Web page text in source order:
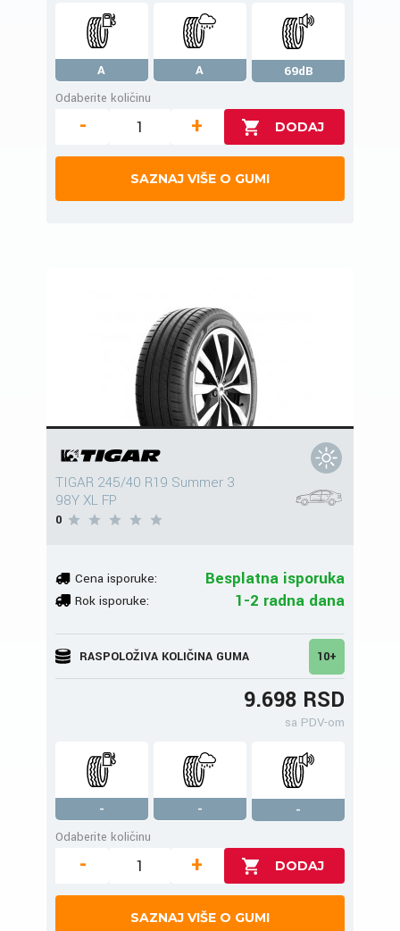
A A
69dB
Odaberite količinu
- +
SAZNAJ VIŠE O GUMI
TIGAR 245/40 R19 Summer 3
98Y XL FP
0
Cena isporuke: Besplatna isporuka
Rok isporuke: 1-2 radna dana
RASPOLOŽIVA KOLIČINA GUMA 10+
9.698 RSD
sa PDV-om
- -
-
Odaberite količinu
- +
SAZNAJ VIŠE O GUMI